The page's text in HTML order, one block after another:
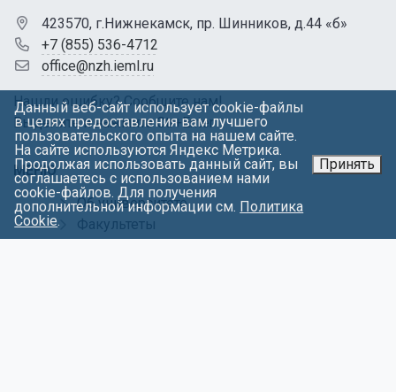
423570, г.Нижнекамск, пр. Шинников, д.44 «б»
+7 (855) 536-4712
office@nzh.ieml.ru
Нашли ошибку? Сообщите нам!
Выделите и нажмите Ctr+Enter
МЕНЮ
Об университете
Факультеты
Данный веб-сайт использует cookie-файлы
в целях предоставления вам лучшего
пользовательского опыта на нашем сайте.
На сайте используются Яндекс Метрика.
Продолжая использовать данный сайт, вы
соглашаетесь с использованием нами
cookie-файлов. Для получения
дополнительной информации см. Политика
Cookie.
Принять